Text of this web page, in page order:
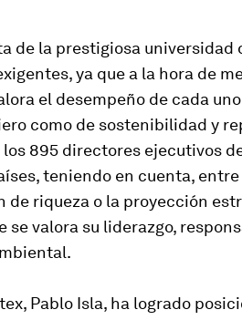
de la prestigiosa universidad
ya que a la hora de
el desempeño de cada
como de sostenibilidad y
895 directores ejecutivos
teniendo en cuenta,
de riqueza o la proyección
se valora su liderazgo,
Pablo Isla, ha logrado